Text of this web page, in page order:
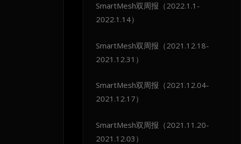
SmartMesh双周报（2022.1.1-
2022.1.14）
SmartMesh双周报（2021.12.18-
2021.12.31）
SmartMesh双周报（2021.12.04-
2021.12.17）
SmartMesh双周报（2021.11.20-
2021.12.03）